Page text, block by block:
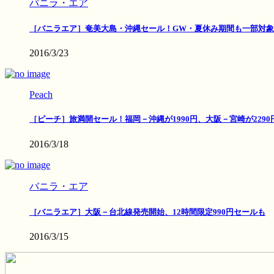
バニラ・エア
［バニラエア］奄美大島・沖縄セール！GW・夏休み期間も一部対象
2016/3/23
Peach
［ピーチ］旅満開セール！福岡－沖縄が1990円、大阪－宮崎が2290
2016/3/18
バニラ・エア
［バニラエア］大阪－台北線発売開始、12時間限定990円セールも
2016/3/15